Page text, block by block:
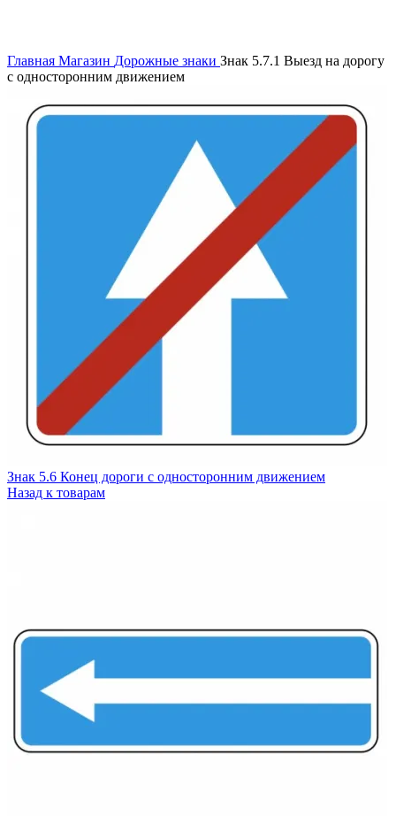
Главная Магазин Дорожные знаки Знак 5.7.1 Выезд на дорогу
с односторонним движением
Знак 5.6 Конец дороги с односторонним движением
Назад к товарам